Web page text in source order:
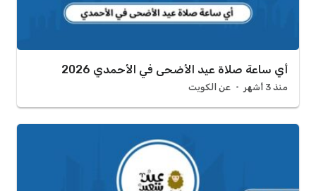
أي ساعة صلاة عيد الأضحى في الأحمدي 2026
منذ 3 أشهر عن الكويت